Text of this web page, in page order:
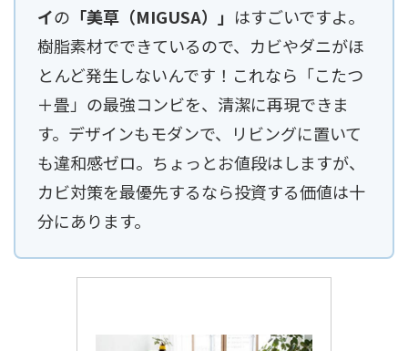
イの 「美草（MIGUSA）」 はすごいですよ。
樹脂素材でできているので、カビやダニがほ
とんど発生しないんです！これなら「こたつ
＋畳」の最強コンビを、清潔に再現できま
す。デザインもモダンで、リビングに置いて
も違和感ゼロ。ちょっとお値段はしますが、
カビ対策を最優先するなら投資する価値は十
分にあります。